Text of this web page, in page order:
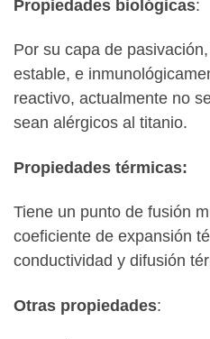
Propiedades biológicas:
Por su capa de
estable, e
reactivo, actualmente no
sean alérgicos al titanio.
Propiedades térmicas:
Tiene un punto de fusión
coeficiente de expansión
conductividad y difusión
Otras propiedades: